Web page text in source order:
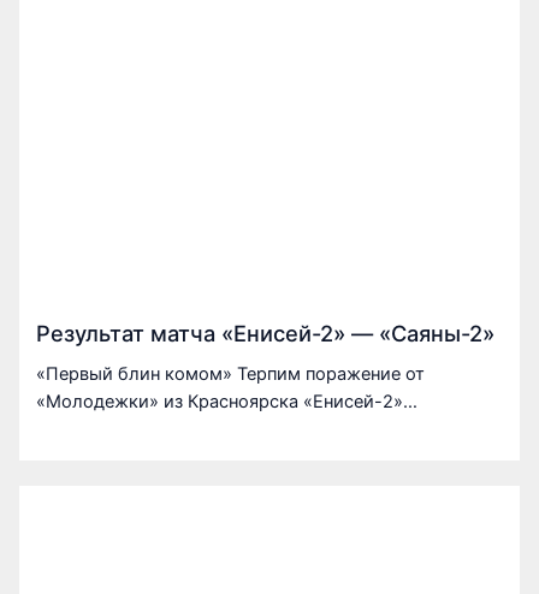
Результат матча «Енисей-2» — «Саяны-2»
«Первый блин комом» Терпим поражение от
«Молодежки» из Красноярска «Енисей-2»…